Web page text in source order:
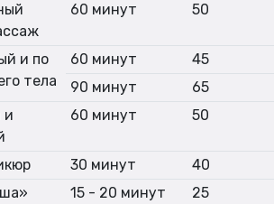
60 минут 50
и по
тела
60 минут
45
90 минут
65
и
60 минут 50
30 минут
40
15 - 20 минут
25